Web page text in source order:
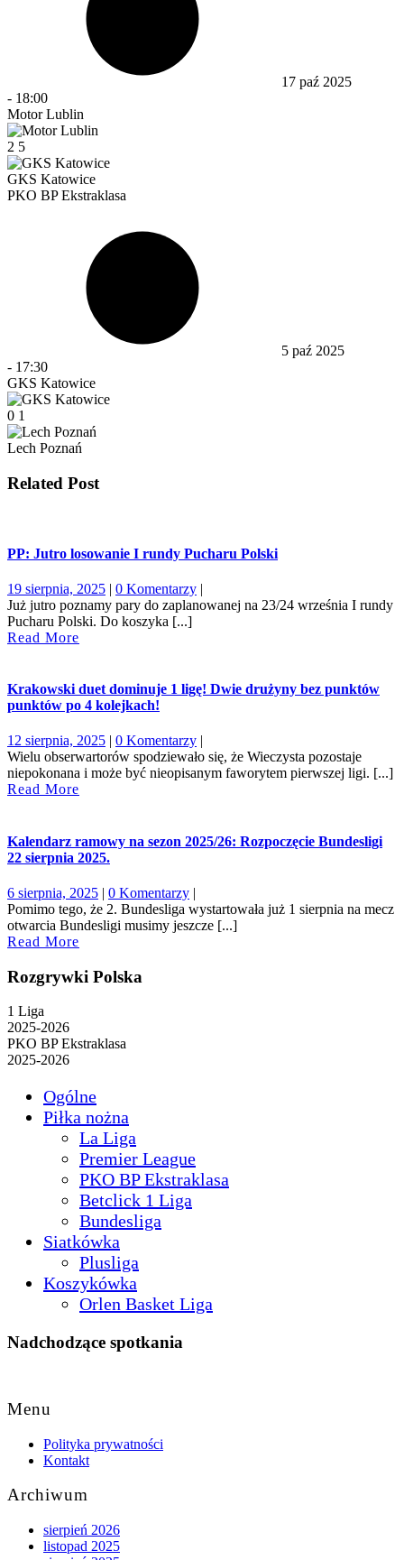
17 paź 2025
- 18:00
Motor Lublin
2 5
GKS Katowice
PKO BP Ekstraklasa
5 paź 2025
- 17:30
GKS Katowice
0 1
Lech Poznań
Related Post
PP: Jutro losowanie I rundy Pucharu Polski
19 sierpnia, 202519
sierpnia,
2025
| 0 Komentarzy |
Już jutro poznamy pary do zaplanowanej na 23/24 września I rundy
Pucharu Polski. Do koszyka [...]
Read More
Krakowski duet dominuje 1 ligę! Dwie drużyny bez punktów
punktów po 4 kolejkach!
12 sierpnia, 202512
sierpnia,
2025
| 0 Komentarzy |
Wielu obserwartorów spodziewało się, że Wieczysta pozostaje
niepokonana i może być nieopisanym faworytem pierwszej ligi. [...]
Read More
Kalendarz ramowy na sezon 2025/26: Rozpoczęcie Bundesligi
22 sierpnia 2025.
6 sierpnia, 20256
sierpnia,
2025
| 0 Komentarzy |
Pomimo tego, że 2. Bundesliga wystartowała już 1 sierpnia na mecz
otwarcia Bundesligi musimy jeszcze [...]
Read More
Rozgrywki Polska
1 Liga
2025-2026
PKO BP Ekstraklasa
2025-2026
Ogólne
Piłka nożna
La Liga
Premier League
PKO BP Ekstraklasa
Betclick 1 Liga
Bundesliga
Siatkówka
Plusliga
Koszykówka
Orlen Basket Liga
Nadchodzące spotkania
to
Top
Menu
Polityka prywatności
Kontakt
Archiwum
sierpień 2026
listopad 2025